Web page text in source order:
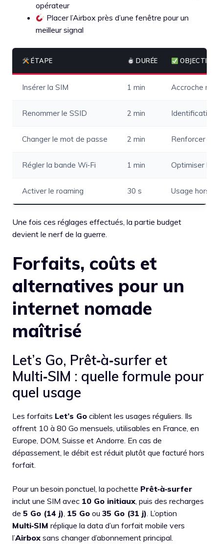
opérateur
Placer l’Airbox près d’une fenêtre pour un
meilleur signal
ÉTAPE DURÉE OBJECTIF
Insérer la SIM 1 min Accroche
Renommer le SSID 2 min Identification
Changer le mot de passe 2 min Renforcer la
Régler la bande Wi‑Fi 1 min Optimiser le
Activer le roaming 30 s Usage hors
Une fois ces réglages effectués, la partie budget
devient le nerf de la guerre.
Forfaits, coûts et
alternatives pour un
internet nomade
maîtrisé
Let’s Go, Prêt‑à‑surfer et
Multi‑SIM : quelle formule pour
quel usage
Les forfaits Let’s Go ciblent les usages réguliers. Ils
offrent 10 à 80 Go mensuels, utilisables en France, en
Europe, DOM, Suisse et Andorre. En cas de
dépassement, le débit est réduit plutôt que facturé hors
forfait.
Pour un besoin ponctuel, la pochette Prêt‑à‑surfer
inclut une SIM avec 10 Go initiaux, puis des recharges
de 5 Go (14 j), 15 Go ou 35 Go (31 j). L’option
Multi‑SIM réplique la data d’un forfait mobile vers
l’Airbox sans changer d’abonnement principal.